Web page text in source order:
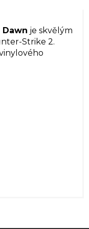
je skvělým
Strike 2.